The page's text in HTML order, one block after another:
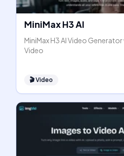
MiniMax H3 AI
MiniMax H3 AI Video
Video
🎬Video